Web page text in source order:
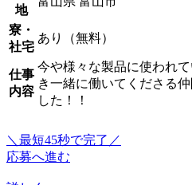
地
寮・
社宅
あり（無料）
仕事
内容
今や様々な製品に使われ
き一緒に働いてくださる
した！！
＼最短45秒で完了／
応募へ進む